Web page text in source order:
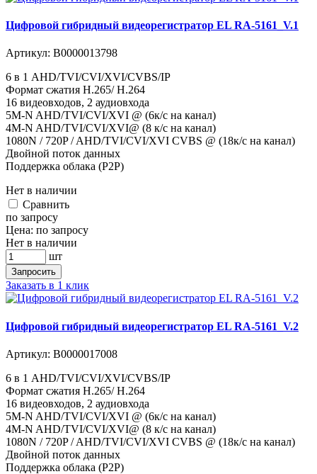
Цифровой гибридный видеорегистратор EL RA-5161_V.1
Артикул: В0000013798
6 в 1 AHD/TVI/CVI/XVI/CVBS/IP
Формат сжатия H.265/ H.264
16 видеовходов, 2 аудиовхода
5M-N AHD/TVI/CVI/XVI @ (6к/с на канал)
4M-N AHD/TVI/CVI/XVI@ (8 к/с на канал)
1080N / 720P / AHD/TVI/CVI/XVI CVBS @ (18к/с на канал)
Двойной поток данных
Поддержка облака (P2P)
Нет в наличии
Cравнить
по запросу
Цена: по запросу
Нет в наличии
шт
Запросить
Заказать в 1 клик
Цифровой гибридный видеорегистратор EL RA-5161_V.2
Артикул: В0000017008
6 в 1 AHD/TVI/CVI/XVI/CVBS/IP
Формат сжатия H.265/ H.264
16 видеовходов, 2 аудиовхода
5M-N AHD/TVI/CVI/XVI @ (6к/с на канал)
4M-N AHD/TVI/CVI/XVI@ (8 к/с на канал)
1080N / 720P / AHD/TVI/CVI/XVI CVBS @ (18к/с на канал)
Двойной поток данных
Поддержка облака (P2P)